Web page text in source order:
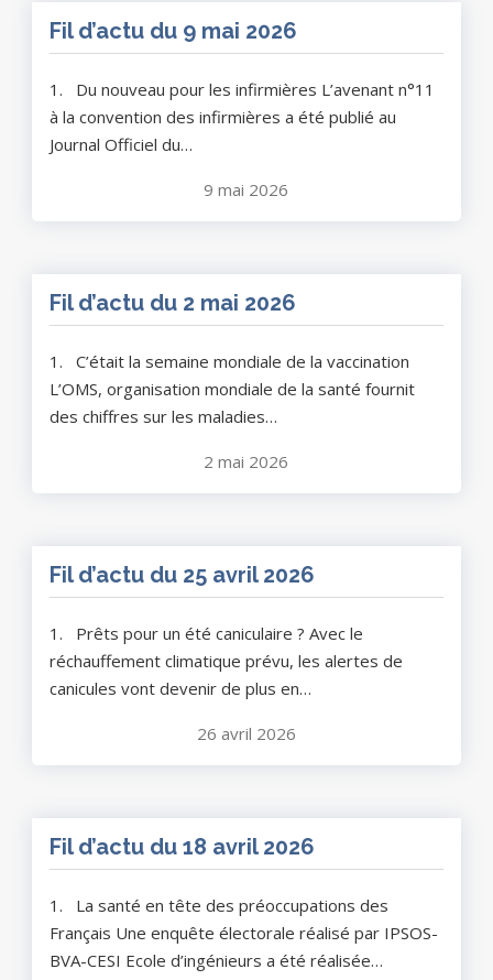
Fil d’actu du 9 mai 2026
1. Du nouveau pour les infirmières L’avenant n°11
à la convention des infirmières a été publié au
Journal Officiel du…
9 mai 2026
Fil d’actu du 2 mai 2026
1. C’était la semaine mondiale de la vaccination
L’OMS, organisation mondiale de la santé fournit
des chiffres sur les maladies…
2 mai 2026
Fil d’actu du 25 avril 2026
1. Prêts pour un été caniculaire ? Avec le
réchauffement climatique prévu, les alertes de
canicules vont devenir de plus en…
26 avril 2026
Fil d’actu du 18 avril 2026
1. La santé en tête des préoccupations des
Français Une enquête électorale réalisé par IPSOS-
BVA-CESI Ecole d’ingénieurs a été réalisée…